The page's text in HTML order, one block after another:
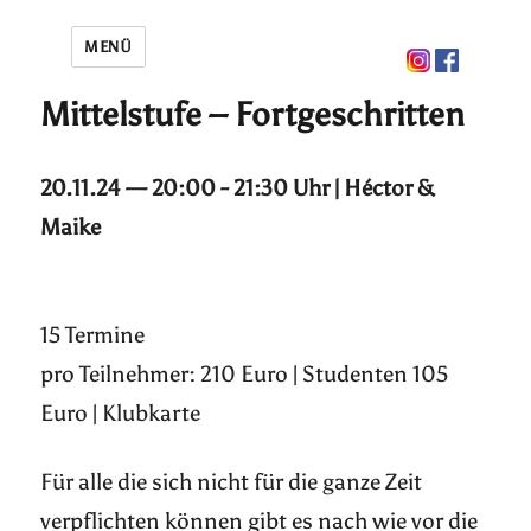
MENÜ
Mittelstufe – Fortgeschritten
20.11.24 — 20:00 - 21:30 Uhr | Héctor &
Maike
15 Termine
pro Teilnehmer: 210 Euro | Studenten 105
Euro | Klubkarte
Für alle die sich nicht für die ganze Zeit
verpflichten können gibt es nach wie vor die